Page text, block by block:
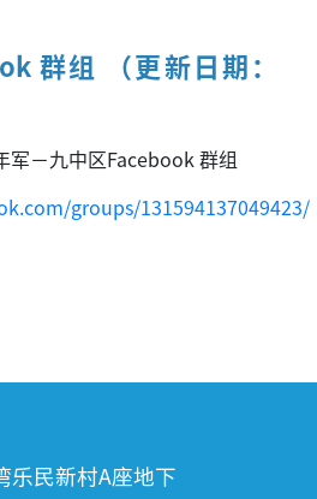
群组 （更新日期：
军－九中区Facebook 群组
groups/131594137049423/
乐民新村A座地下